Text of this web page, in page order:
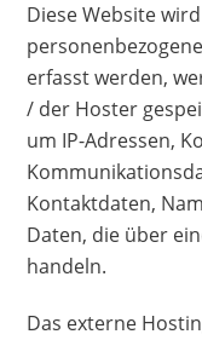
Diese Website
erfasst werden,
/ der Hoster
um IP-Adressen,
Kontaktdaten,
Daten, die über
handeln.
Das externe